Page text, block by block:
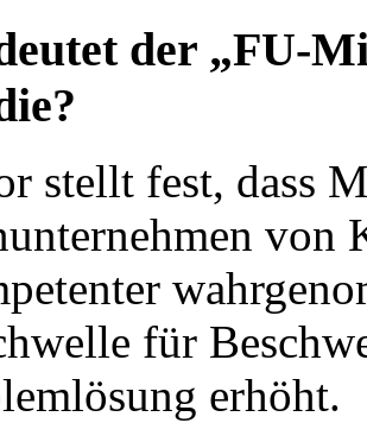
der „FU-
stellt fest, dass
von
für
erhöht.